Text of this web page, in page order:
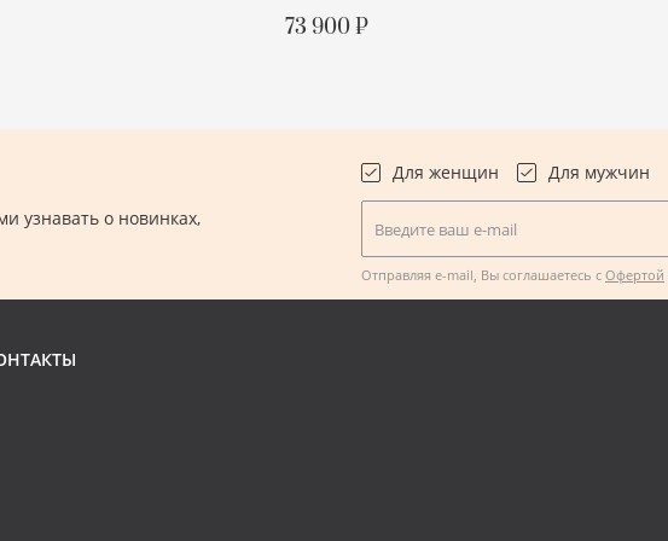
73 900 ₽
узнавать о новинках,
Для женщин Для мужчин
Введите ваш e-mail
Отправляя e-mail, Вы соглашаетесь с Офертой